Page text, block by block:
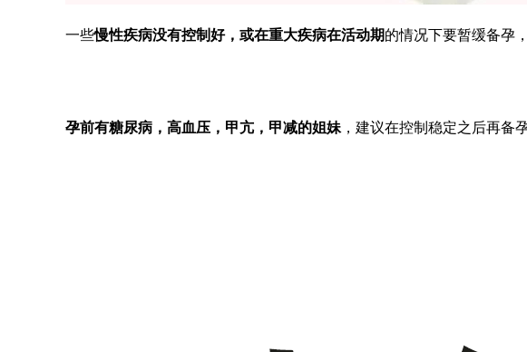
一些慢性疾病没有控制好，或在重大疾病在活动期的情况下要暂缓备孕
孕前有糖尿病，高血压，甲亢，甲减的姐妹 ，建议在控制稳定之后再备